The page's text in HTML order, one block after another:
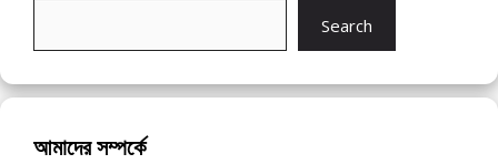
Search
আমাদের সম্পর্কে